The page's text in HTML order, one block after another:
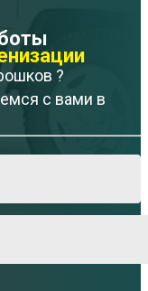
?
с вами в